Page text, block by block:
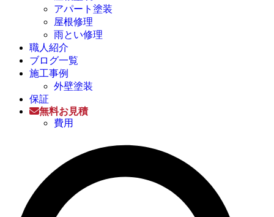
アパート塗装
屋根修理
雨とい修理
職人紹介
ブログ一覧
施工事例
外壁塗装
保証
無料お見積
費用